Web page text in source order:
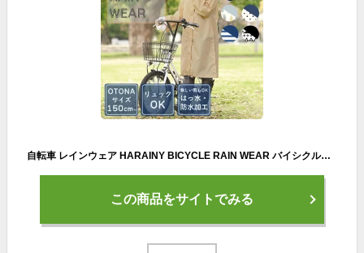
自転車 レインウェア HARAINY BICYCLE RAIN WEAR バイシクルレインウェア カッパ レイン ポンチョ はっ水 マリンボーダー エスニック ベージュストライプ スモールフラワー 北欧フラワー
この商品をサイトでみる